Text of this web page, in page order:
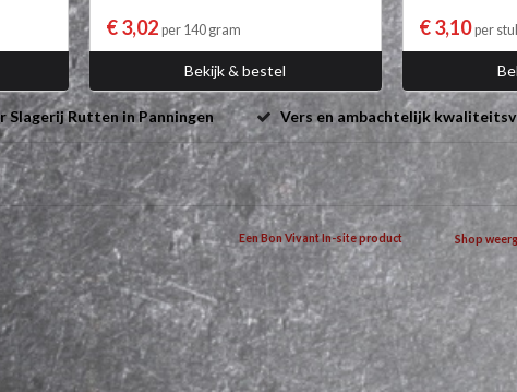
€ 3,02 per 140 gram
Bekijk & bestel
€ 3,10per
Slagerij Rutten in Panningen Vers en ambachtelijk
Een Bon Vivant In-site product Shop